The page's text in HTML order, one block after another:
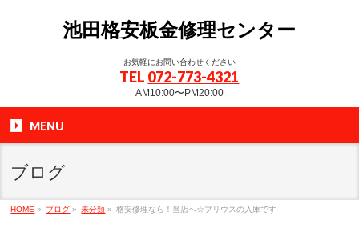
池田格安板金修理センター
お気軽にお問い合わせください
TEL 072-773-4321
AM10:00〜PM20:00
MENU
ブログ
HOME » ブログ » 未分類 » 格安修理なら！当店へ☆プリウスの入庫です